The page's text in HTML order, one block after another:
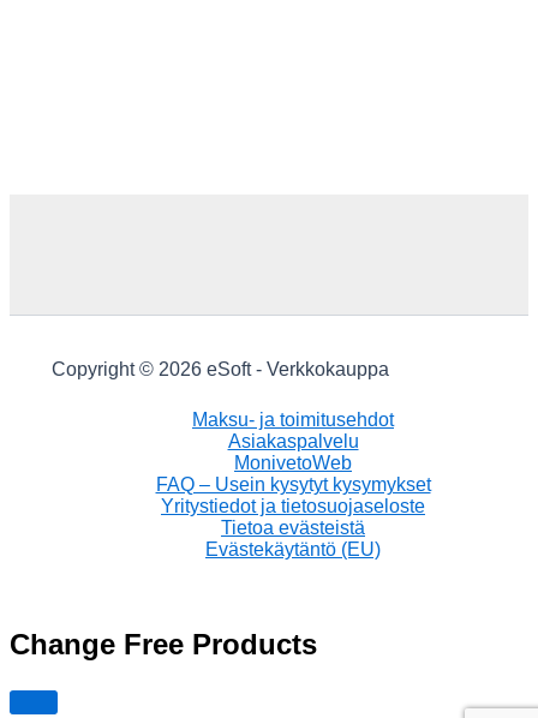
Copyright © 2026 eSoft - Verkkokauppa
Maksu- ja toimitusehdot
Asiakaspalvelu
MonivetoWeb
FAQ – Usein kysytyt kysymykset
Yritystiedot ja tietosuojaseloste
Tietoa evästeistä
Evästekäytäntö (EU)
Change Free Products